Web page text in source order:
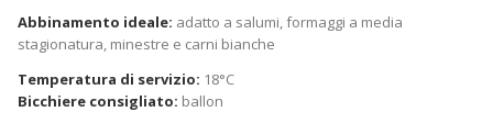
Abbinamento ideale: adatto a salumi, formaggi a media
stagionatura, minestre e carni bianche
Temperatura di servizio: 18°C
Bicchiere consigliato: ballon